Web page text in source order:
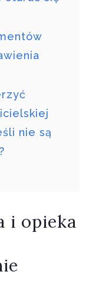
nie są
i opieka